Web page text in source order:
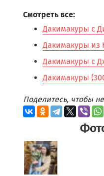
Смотреть все:
Дакимакуры с
Дакимакуры из
Дакимакуры с
Дакимакуры
Поделитесь, чтобы